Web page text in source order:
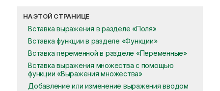
НА ЭТОЙ СТРАНИЦЕ
Вставка выражения в разделе «Поля»
Вставка функции в разделе «Функции»
Вставка переменной в разделе «Переменные»
Вставка выражения множества с помощью
функции «Выражения множества»
Добавление или изменение выражения вводом